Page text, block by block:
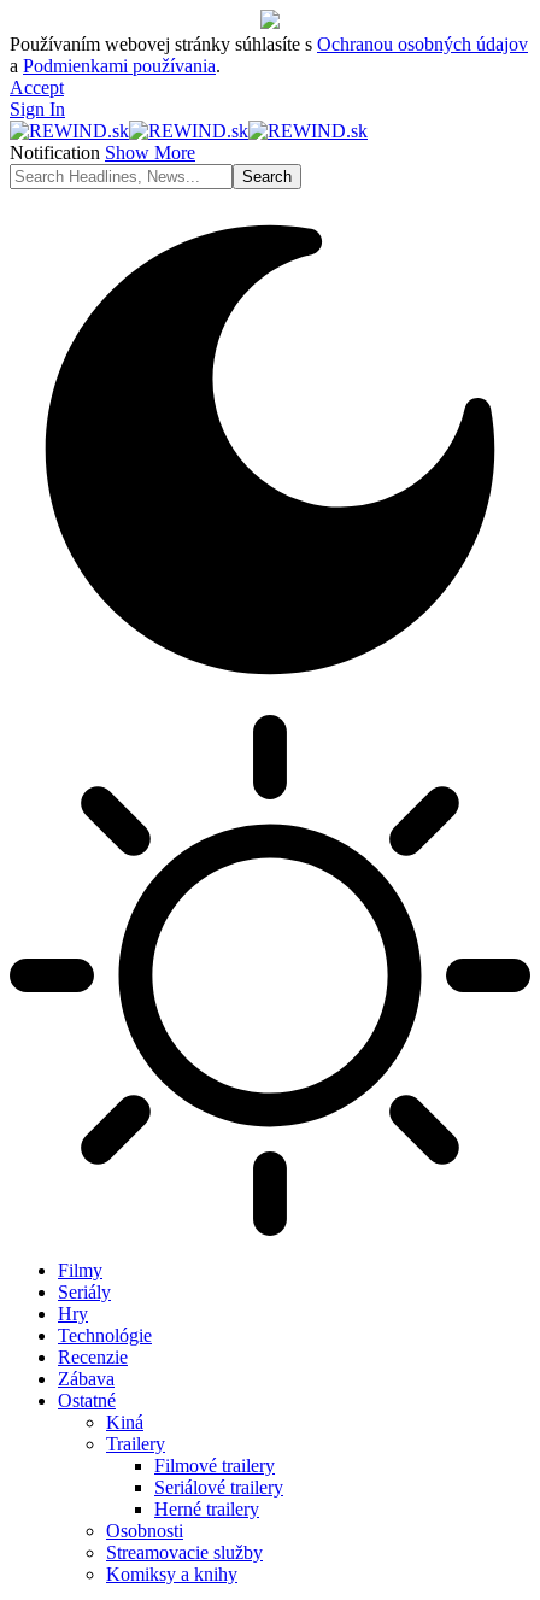
Používaním webovej stránky súhlasíte s Ochranou osobných údajov
a Podmienkami používania.
Accept
Sign In
Notification Show More
Filmy
Seriály
Hry
Technológie
Recenzie
Zábava
Ostatné
Kiná
Trailery
Filmové trailery
Seriálové trailery
Herné trailery
Osobnosti
Streamovacie služby
Komiksy a knihy